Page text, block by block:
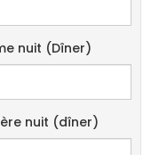
nuit (Dîner)
nuit (dîner)